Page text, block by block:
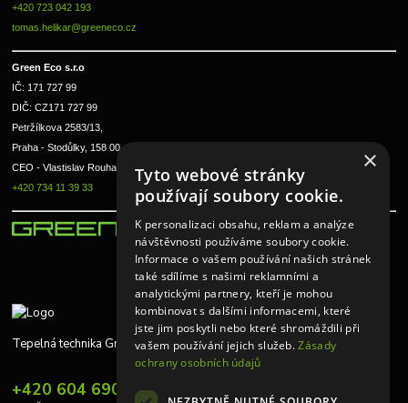
+420 723 042 193
tomas.helikar@greeneco.cz
Green Eco s.r.o
IČ: 171 727 99
DIČ: CZ171 727 99
Petržílkova 2583/13,
Praha - Stodůlky, 158 00
CEO - Vlastislav Rouha ml.
+420 734 11 39 33
Tepelná technika Greeneco
+420 604 690 848
×
Tyto webové stránky
používají soubory cookie.
K personalizaci obsahu, reklam a analýze
návštěvnosti používáme soubory cookie.
Informace o vašem používání našich stránek
také sdílíme s našimi reklamními a
analytickými partnery, kteří je mohou
kombinovat s dalšími informacemi, které
jste jim poskytli nebo které shromáždili při
vašem používání jejich služeb.Zásady
ochrany osobních údajů